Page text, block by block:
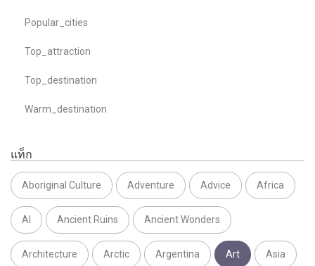
Popular_cities
Top_attraction
Top_destination
Warm_destination
แท็ก
Aboriginal Culture Adventure Advice Africa
AI Ancient Ruins Ancient Wonders
Architecture Arctic Argentina Art Asia